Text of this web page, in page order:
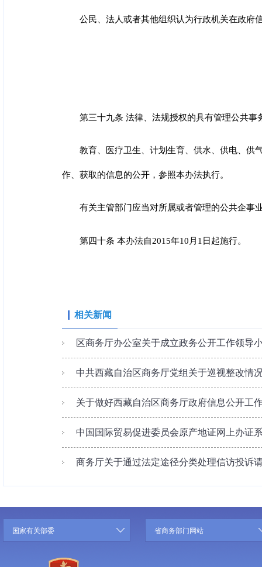
公民、法人或者其他组织认为行政机关在政府
第三十九条 法律、法规授权的具有管理公共
教育、医疗卫生、计划生育、供水、供电、供
作、获取的信息的公开，参照本办法执行。
有关主管部门应当对所属或者管理的公共企事
第四十条 本办法自2015年10月1日起施行。
相关新闻
区商务厅办公室关于成立政务公开工作领导
中共西藏自治区商务厅党组关于巡视整改情
关于做好西藏自治区商务厅政府信息公开工
中国国际贸易促进委员会原产地证网上办证
商务厅关于通过法定途径分类处理信访投诉
国家有关部委 省商务部门网站